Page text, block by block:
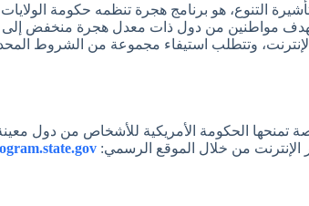
التنوع، هو برنامج هجرة تنظمه حكومة
مواطنين من دول ذات معدل هجرة منخفض إلى
وتتطلب استيفاء مجموعة من الشروط
تمنحها الحكومة الأمريكية للأشخاص من دول
الإنترنت من خلال الموقع الرسمي: